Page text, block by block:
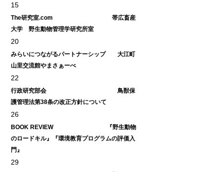
15
The研究室.com 帯広畜産
大学 野生動物管理学研究所室
20
みらいにつながるパートナーシップ 大江町
山里交流館やまさぁーべ
22
行政研究部会 鳥獣保
護管理法第38条の改正方針について
26
BOOK REVIEW 『野生動物
のロードキル』『環境教育プログラムの評価入
門』
29